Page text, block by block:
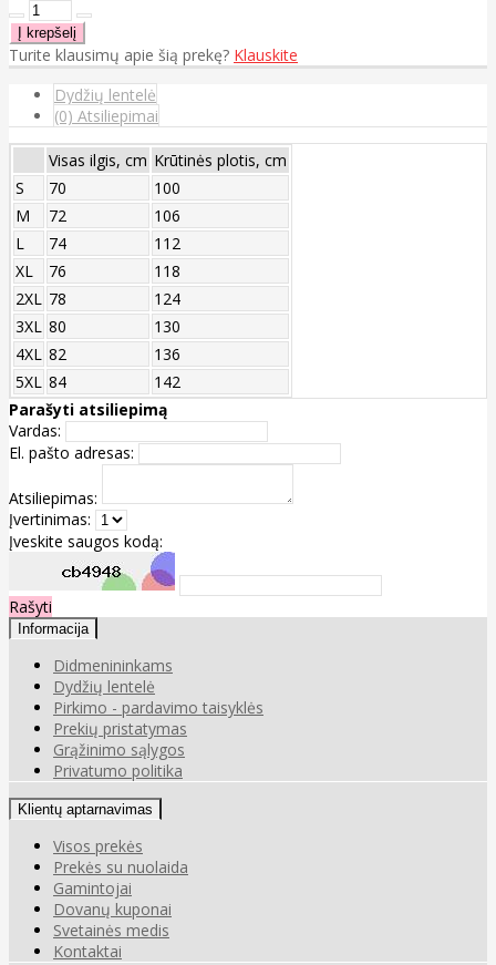
Turite klausimų apie šią prekę? Klauskite
Dydžių lentelė
(0) Atsiliepimai
Visas ilgis, cm Krūtinės plotis, cm
S
70
100
M
72
106
L
74
112
XL
76
118
2XL 78
124
3XL 80
130
4XL 82
136
5XL 84
142
Parašyti atsiliepimą
Vardas:
El. pašto adresas:
Atsiliepimas:
Įvertinimas:
Įveskite saugos kodą:
Rašyti
Informacija
Didmenininkams
Dydžių lentelė
Pirkimo - pardavimo taisyklės
Prekių pristatymas
Grąžinimo sąlygos
Privatumo politika
Klientų aptarnavimas
Visos prekės
Prekės su nuolaida
Gamintojai
Dovanų kuponai
Svetainės medis
Kontaktai